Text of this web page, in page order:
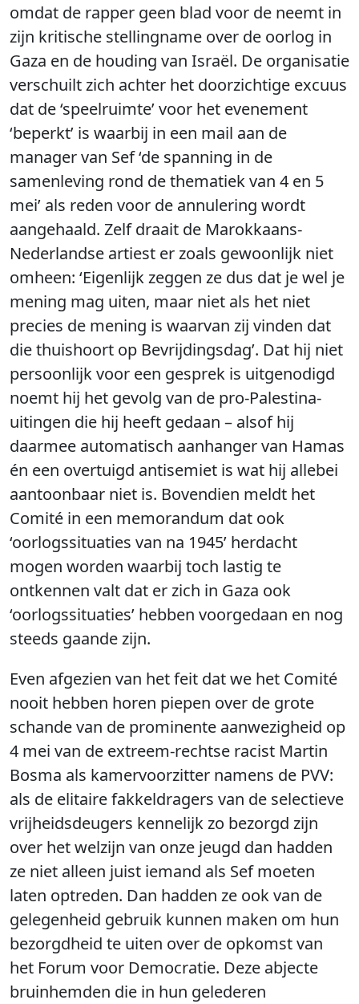
omdat de rapper geen blad voor de neemt in
zijn kritische stellingname over de oorlog in
Gaza en de houding van Israël. De organisatie
verschuilt zich achter het doorzichtige excuus
dat de ‘speelruimte’ voor het evenement
‘beperkt’ is waarbij in een mail aan de
manager van Sef ‘de spanning in de
samenleving rond de thematiek van 4 en 5
mei’ als reden voor de annulering wordt
aangehaald. Zelf draait de Marokkaans-
Nederlandse artiest er zoals gewoonlijk niet
omheen: ‘Eigenlijk zeggen ze dus dat je wel je
mening mag uiten, maar niet als het niet
precies de mening is waarvan zij vinden dat
die thuishoort op Bevrijdingsdag’. Dat hij niet
persoonlijk voor een gesprek is uitgenodigd
noemt hij het gevolg van de pro-Palestina-
uitingen die hij heeft gedaan – alsof hij
daarmee automatisch aanhanger van Hamas
én een overtuigd antisemiet is wat hij allebei
aantoonbaar niet is. Bovendien meldt het
Comité in een memorandum dat ook
‘oorlogssituaties van na 1945’ herdacht
mogen worden waarbij toch lastig te
ontkennen valt dat er zich in Gaza ook
‘oorlogssituaties’ hebben voorgedaan en nog
steeds gaande zijn.
Even afgezien van het feit dat we het Comité
nooit hebben horen piepen over de grote
schande van de prominente aanwezigheid op
4 mei van de extreem-rechtse racist Martin
Bosma als kamervoorzitter namens de PVV:
als de elitaire fakkeldragers van de selectieve
vrijheidsdeugers kennelijk zo bezorgd zijn
over het welzijn van onze jeugd dan hadden
ze niet alleen juist iemand als Sef moeten
laten optreden. Dan hadden ze ook van de
gelegenheid gebruik kunnen maken om hun
bezorgdheid te uiten over de opkomst van
het Forum voor Democratie. Deze abjecte
bruinhemden die in hun gelederen